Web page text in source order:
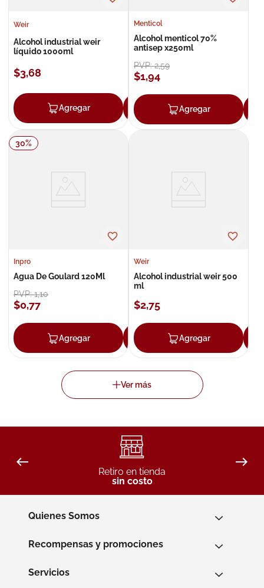
Weir
Alcohol industrial weir
líquido 1000ml
$3,68
Agregar Agregar
Menticol
Alcohol menticol 70%
antisep x250ml
PVP:2,59
$1,94
Agregar
30%
Inpro
Agua De Goulard 120Ml
PVP:1,10
$0,77
Agregar Agregar
Weir
Alcohol industrial weir 500
ml
$2,75
Agregar
Retiro en tienda
sin costo
Quienes Somos
Recompensas y promociones
Servicios